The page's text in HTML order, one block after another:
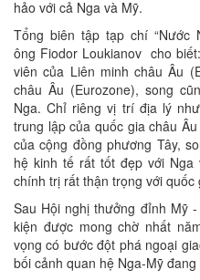
hảo với cả Nga và Mỹ.
Tổng biên tập tạp chí “Nước
ông Fiodor Loukianov cho
viên của Liên minh châu Âu
châu Âu (Eurozone), song
Nga. Chỉ riêng vị trí địa lý
trung lập của quốc gia châu
của cộng đồng phương Tây,
hệ kinh tế rất tốt đẹp với
chính trị rất thận trọng với quốc
Sau Hội nghị thưởng đỉnh Mỹ
kiện được mong chờ nhất
vọng có bước đột phá ngoại
bối cảnh quan hệ Nga-Mỹ